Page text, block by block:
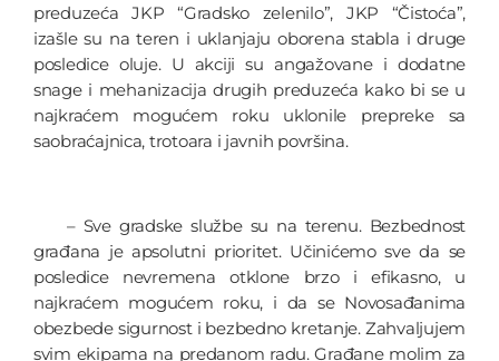
preduzeća JKP “Gradsko zelenilo”, JKP “Čistoća”,
izašle su na teren i uklanjaju oborena stabla i druge
posledice oluje. U akciji su angažovane i dodatne
snage i mehanizacija drugih preduzeća kako bi se u
najkraćem mogućem roku uklonile prepreke sa
saobraćajnica, trotoara i javnih površina.
– Sve gradske službe su na terenu. Bezbednost
građana je apsolutni prioritet. Učinićemo sve da se
posledice nevremena otklone brzo i efikasno, u
najkraćem mogućem roku, i da se Novosađanima
obezbede sigurnost i bezbedno kretanje. Zahvaljujem
svim ekipama na predanom radu. Građane molim za